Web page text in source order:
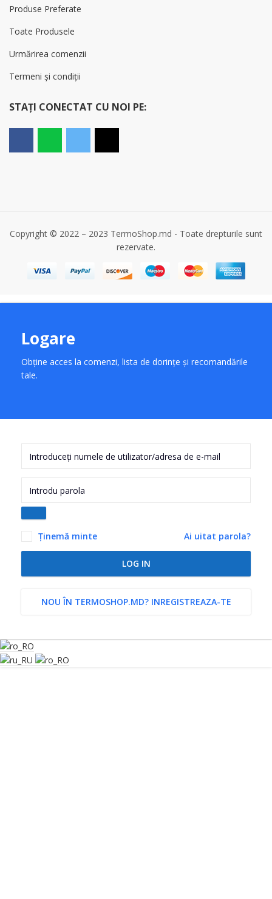
Produse Preferate
Toate Produsele
Urmărirea comenzii
Termeni și condiții
STAȚI CONECTAT CU NOI PE:
Copyright © 2022 – 2023 TermoShop.md - Toate drepturile sunt
rezervate.
Logare
Obține acces la comenzi, lista de dorințe și recomandările
tale.
Ținemă minte Ai uitat parola?
LOG IN
NOU ÎN TERMOSHOP.MD? INREGISTREAZA-TE